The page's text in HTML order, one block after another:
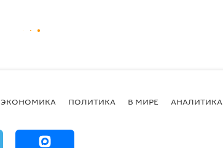
ЭКОНОМИКА ПОЛИТИКА В МИРЕ АНАЛИТИКА